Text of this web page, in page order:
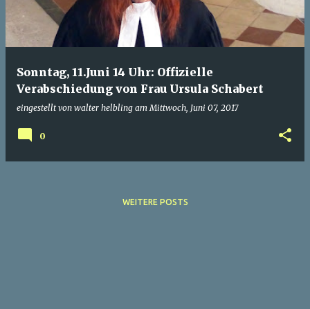
Sonntag, 11.Juni 14 Uhr: Offizielle
Verabschiedung von Frau Ursula Schabert
eingestellt von walter helbling amMittwoch, Juni 07, 2017
0
WEITERE POSTS